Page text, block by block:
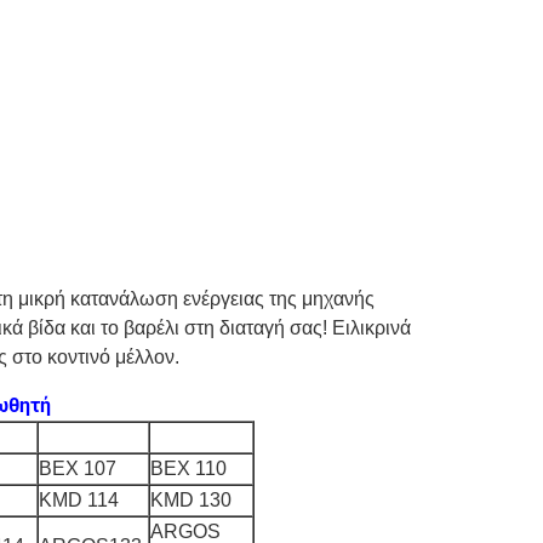
μικρή κατανάλωση ενέργειας της μηχανής
και το βαρέλι στη διαταγή σας! Ειλικρινά
κοντινό μέλλον.
BEX 107
BEX 110
KMD 114 KMD 130
ARGOS